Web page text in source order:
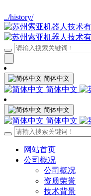
../history/
简体中文
简体中文
简体中文
简体中文
网站首页
公司概况
公司概况
资质荣誉
技术背景